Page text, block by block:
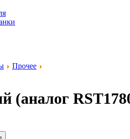
Прочее
(аналог